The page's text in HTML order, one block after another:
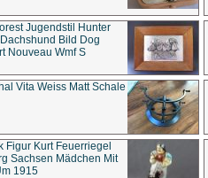
Jugendstil Hunter
Bild Dog
Nouveau Wmf S
Vita Weiss Matt Schale
Figur Kurt Feuerriegel
Sachsen Mädchen Mit
1915